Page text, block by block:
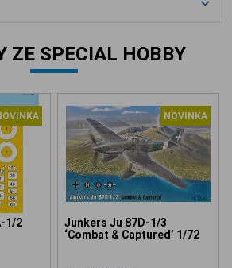
ZE SPECIAL HOBBY
1/2
NOVINKA
Junkers Ju 87D-1/3
‘Combat & Captured’ 1/72